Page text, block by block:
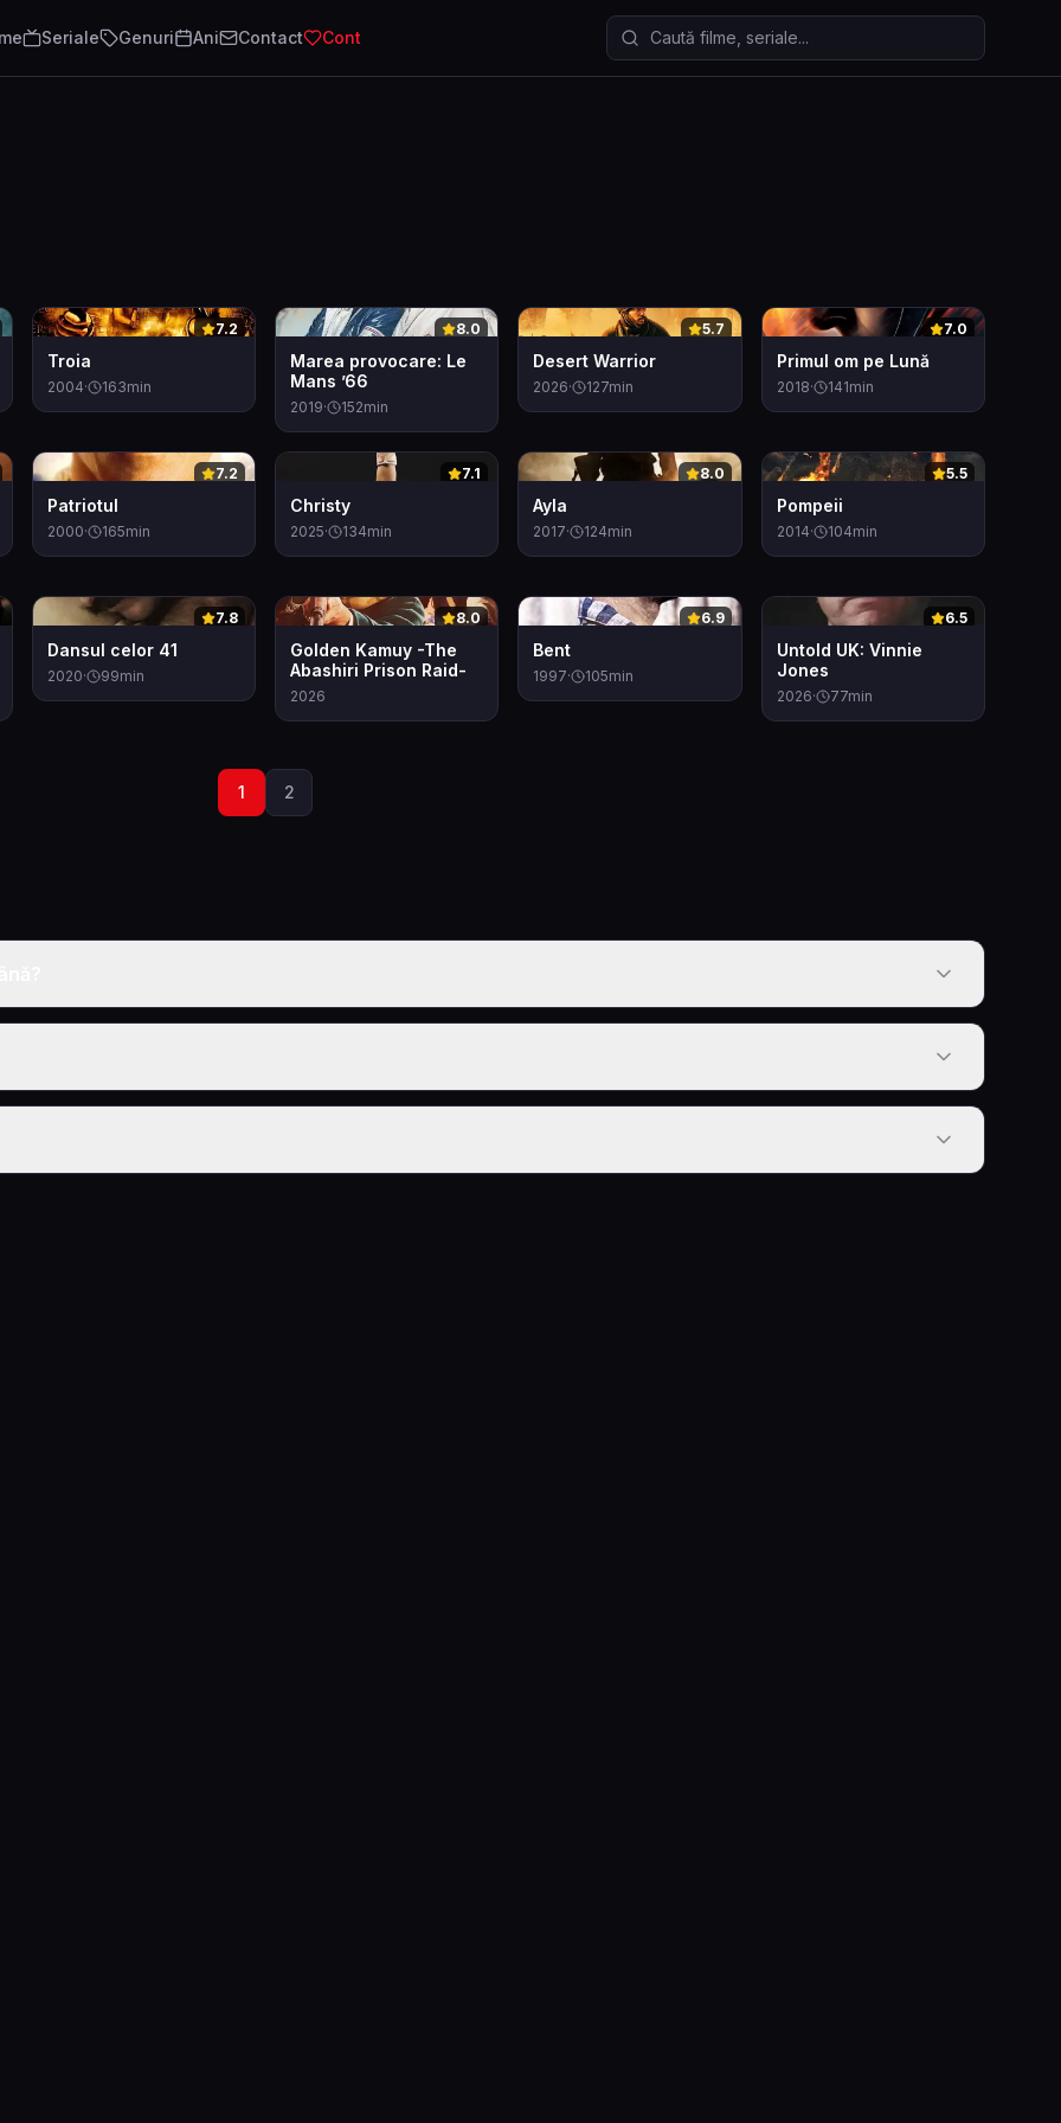
Seriale Genuri Ani Contact Cont Caută filme și seriale
0 7.2
Troia
2004· 163min
0 8.0
Marea provocare: Le
Mans ’66
2019· 152min
0 5.7
Desert Warrior
2026· 127min
0 7.0
Primul om pe Lună
2018· 141min
0 7.2
Patriotul
2000· 165min
0 7.1
Christy
2025· 134min
0 8.0
Ayla
2017· 124min
0 5.5
Pompeii
2014· 104min
0 7.8
Dansul celor 41
2020· 99min
0 8.0
Golden Kamuy -The
Abashiri Prison Raid-
2026
0 6.9
Bent
1997· 105min
0 6.5
Untold UK: Vinnie
Jones
2026· 77min
1 2